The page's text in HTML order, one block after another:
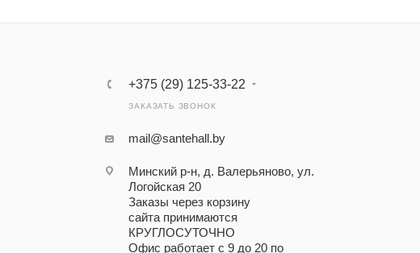
+375 (29) 125-33-22
ЗАКАЗАТЬ ЗВОНОК
mail@santehall.by
Минский р-н, д. Валерьяново, ул.
Логойская 20
Заказы через корзину
сайта принимаются
КРУГЛОСУТОЧНО
Офис работает с 9 до 20 по